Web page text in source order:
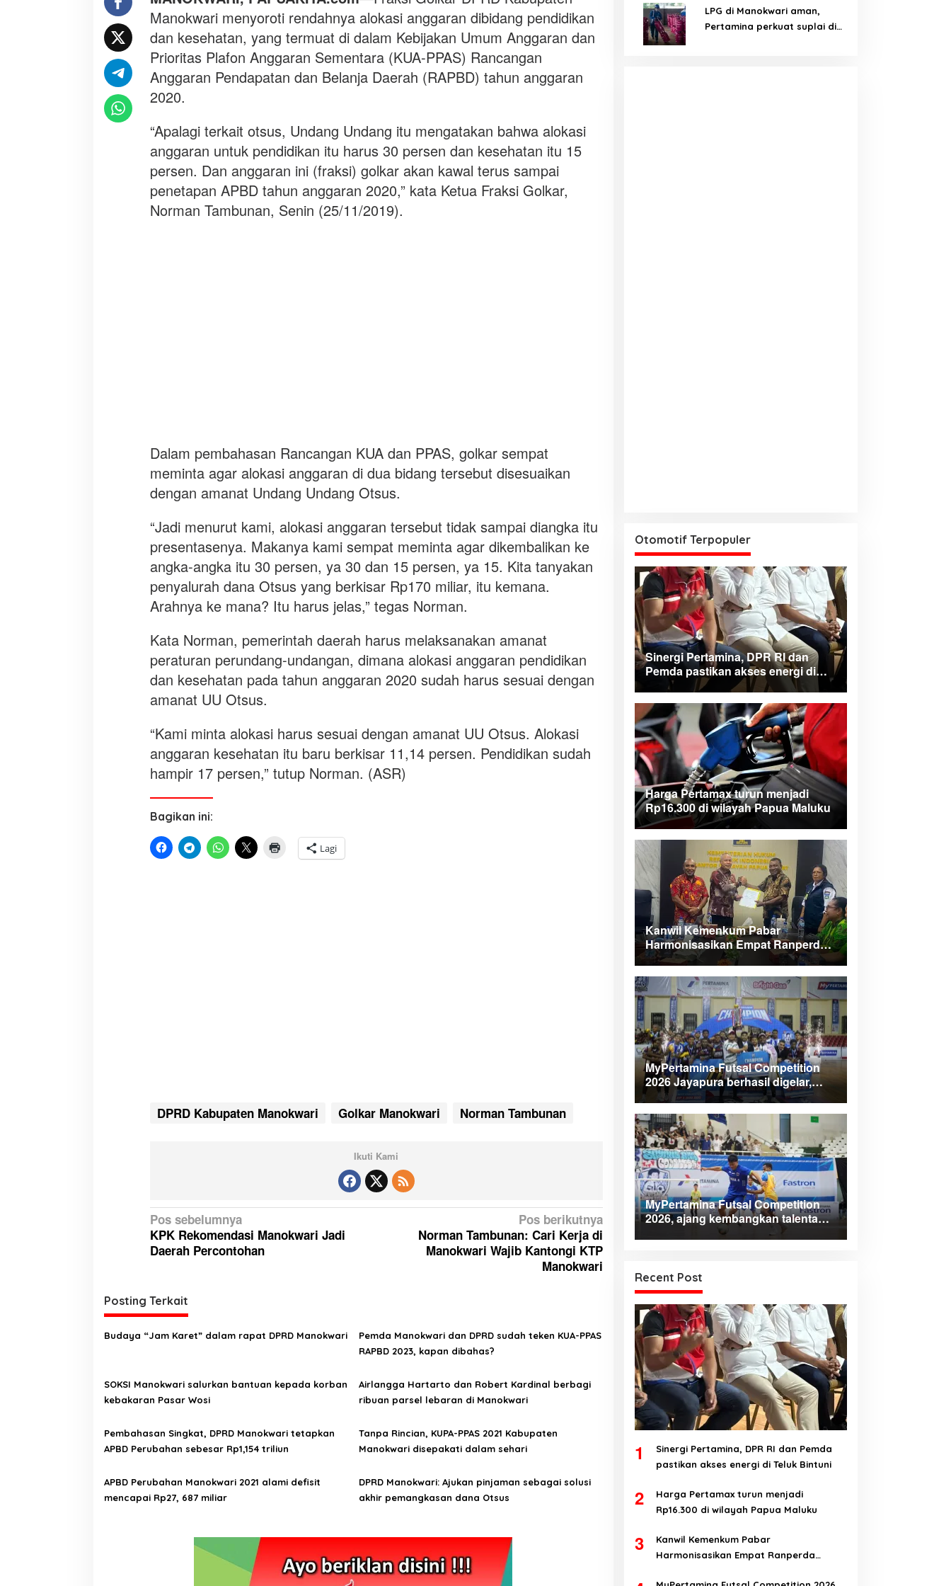
g
g
e
d
i
d
i
k
R
A
B
2
0
2
0
Manokwari menyoroti rendahnya alokasi anggaran dibidang pendidikan
dan kesehatan, yang termuat di dalam Kebijakan Umum Anggaran dan
Prioritas Plafon Anggaran Sementara (KUA-PPAS) Rancangan
Anggaran Pendapatan dan Belanja Daerah (RAPBD) tahun anggaran
2020.
“Apalagi terkait otsus, Undang Undang itu mengatakan bahwa alokasi
anggaran untuk pendidikan itu harus 30 persen dan kesehatan itu 15
persen. Dan anggaran ini (fraksi) golkar akan kawal terus sampai
penetapan APBD tahun anggaran 2020,” kata Ketua Fraksi Golkar,
Norman Tambunan, Senin (25/11/2019).
Dalam pembahasan Rancangan KUA dan PPAS, golkar sempat
meminta agar alokasi anggaran di dua bidang tersebut disesuaikan
dengan amanat Undang Undang Otsus.
“Jadi menurut kami, alokasi anggaran tersebut tidak sampai diangka itu
presentasenya. Makanya kami sempat meminta agar dikembalikan ke
angka-angka itu 30 persen, ya 30 dan 15 persen, ya 15. Kita tanyakan
penyalurah dana Otsus yang berkisar Rp170 miliar, itu kemana.
Arahnya ke mana? Itu harus jelas,” tegas Norman.
Kata Norman, pemerintah daerah harus melaksanakan amanat
peraturan perundang-undangan, dimana alokasi anggaran pendidikan
dan kesehatan pada tahun anggaran 2020 sudah harus sesuai dengan
amanat UU Otsus.
“Kami minta alokasi harus sesuai dengan amanat UU Otsus. Alokasi
anggaran kesehatan itu baru berkisar 11,14 persen. Pendidikan sudah
hampir 17 persen,” tutup Norman. (ASR)
Bagikan ini:
Lagi
DPRD Kabupaten Manokwari Golkar Manokwari Norman Tambunan
Ikuti Kami
N
a
v
g
a
s
p
o
s
Pos sebelumnya
KPK Rekomendasi Manokwari Jadi
Daerah Percontohan
Pos berikutnya
Norman Tambunan: Cari Kerja di
Manokwari Wajib Kantongi KTP
Manokwari
Posting Terkait
Budaya “Jam Karet” dalam rapat DPRD Manokwari
Pemda Manokwari dan DPRD sudah teken KUA-PPAS
RAPBD 2023, kapan dibahas?
SOKSI Manokwari salurkan bantuan kepada korban
kebakaran Pasar Wosi
Airlangga Hartarto dan Robert Kardinal berbagi
ribuan parsel lebaran di Manokwari
Pembahasan Singkat, DPRD Manokwari tetapkan
APBD Perubahan sebesar Rp1,154 triliun
Tanpa Rincian, KUPA-PPAS 2021 Kabupaten
Manokwari disepakati dalam sehari
APBD Perubahan Manokwari 2021 alami defisit
mencapai Rp27, 687 miliar
DPRD Manokwari: Ajukan pinjaman sebagai solusi
akhir pemangkasan dana Otsus
LPG di Manokwari aman,
Pertamina perkuat suplai di
Otomotif Terpopuler
Sinergi Pertamina, DPR RI dan
Pemda pastikan akses energi di
Teluk Bintuni
Harga Pertamax turun menjadi
Rp16.300 di wilayah Papua Maluku
Kanwil Kemenkum Pabar
Harmonisasikan Empat Ranperda
Kabupaten Teluk Wondama
MyPertamina Futsal Competition
2026 Jayapura berhasil digelar,
dorong talenta muda berprestasi
MyPertamina Futsal Competition
2026, ajang kembangkan talenta
muda dan berdayakan UMKM lokal
Recent Post
1
Sinergi Pertamina, DPR RI dan Pemda
pastikan akses energi di Teluk Bintuni
2
Harga Pertamax turun menjadi
Rp16.300 di wilayah Papua Maluku
3
Kanwil Kemenkum Pabar
Harmonisasikan Empat Ranperda